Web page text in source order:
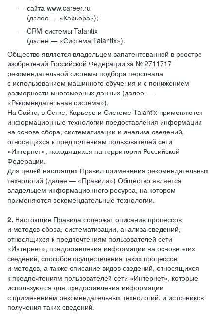
сайта www.career.ru
(далее — «Карьера»);
CRM-системы Talantix
(далее — «Система Talantix»).
Общество является владельцем запатентованной в реестре
изобретений Российской Федерации за № 2711717
рекомендательной системы подбора персонала
с использованием машинного обучения и с понижением
размерности многомерных данных (далее —
«Рекомендательная система»).
На Сайте, в Сетке, Карьере и Системе Talantix применяются
информационные технологии предоставления информации
на основе сбора, систематизации и анализа сведений,
относящихся к предпочтениям пользователей сети
«Интернет», находящихся на территории Российской
Федерации.
Для целей настоящих Правил применения рекомендательных
технологий (далее — «Правила») Общество является
владельцем информационного ресурса, на котором
применяются рекомендательные технологии.
2. Настоящие Правила содержат описание процессов
и методов сбора, систематизации, анализа сведений,
относящихся к предпочтениям пользователей сети
«Интернет», предоставления информации на основе этих
сведений, способов осуществления таких процессов
и методов, а также описание видов сведений, относящихся
к предпочтениям пользователей сети «Интернет», которые
используются для предоставления информации
с применением рекомендательных технологий, и источников
получения таких сведений.